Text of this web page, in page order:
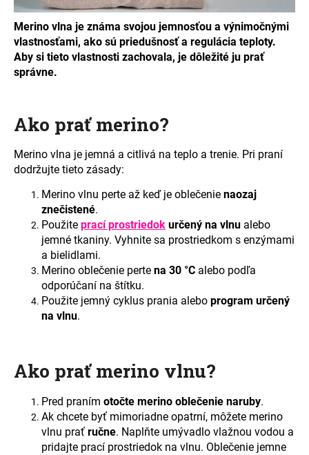
Merino vlna je známa svojou jemnosťou a výnimočnými
vlastnosťami, ako sú priedušnosť a regulácia teploty.
Aby si tieto vlastnosti zachovala, je dôležité ju prať
správne.
Ako prať merino?
Merino vlna je jemná a citlivá na teplo a trenie. Pri praní
dodržujte tieto zásady:
Merino vlnu perte až keď je oblečenie naozaj
znečistené.
Použite prací prostriedok určený na vlnu alebo
jemné tkaniny. Vyhnite sa prostriedkom s enzýmami
a bielidlami.
Merino oblečenie perte na 30 °C alebo podľa
odporúčaní na štítku.
Použite jemný cyklus prania alebo program určený
na vlnu.
Ako prať merino vlnu?
Pred praním otočte merino oblečenie naruby.
Ak chcete byť mimoriadne opatrní, môžete merino
vlnu prať ručne. Naplňte umývadlo vlažnou vodou a
pridajte prací prostriedok na vlnu. Oblečenie jemne
á
j
s
ť
HĽADAŤ